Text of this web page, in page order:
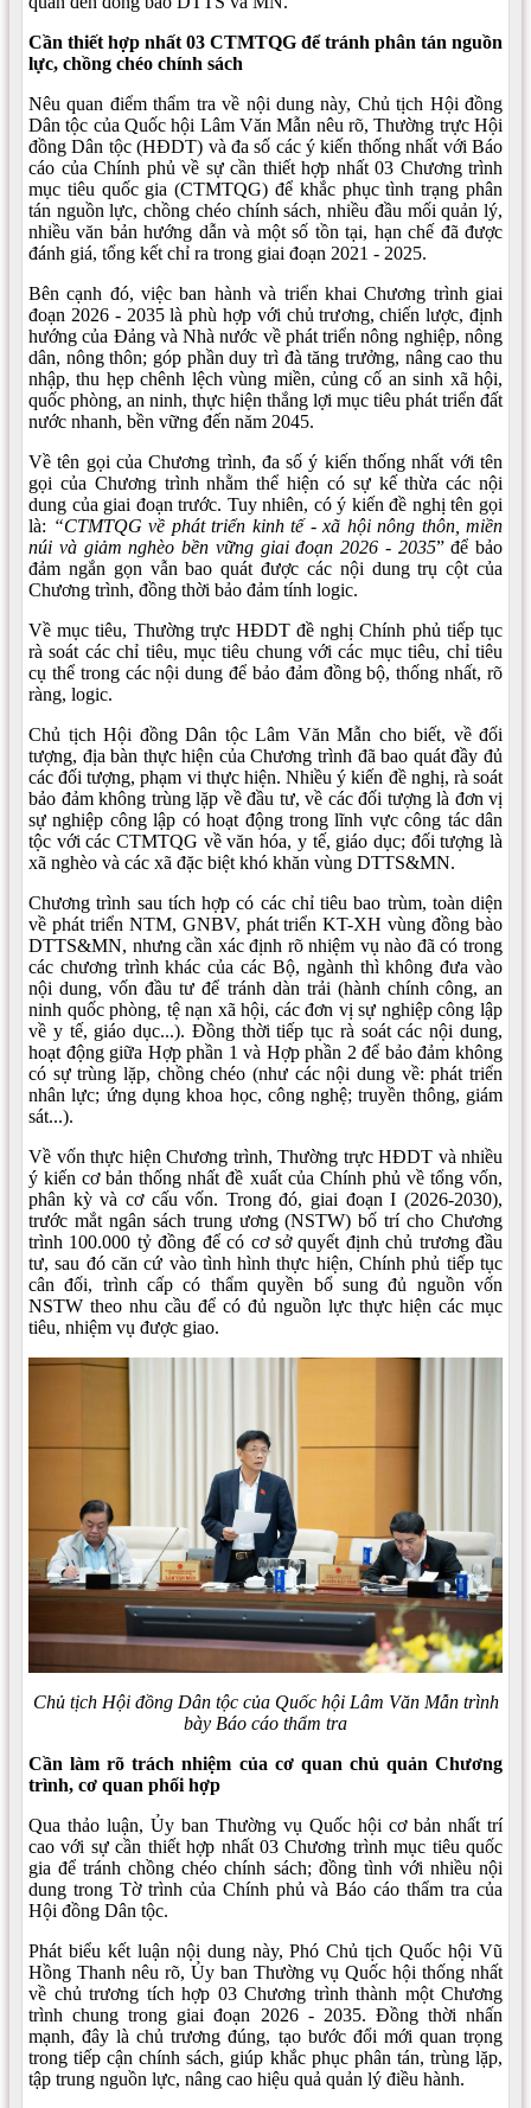
Cần thiết hợp nhất 03 CTMTQG để tránh phân tán nguồn
lực, chồng chéo chính sách
Nêu quan điểm thẩm tra về nội dung này, Chủ tịch Hội đồng
Dân tộc của Quốc hội Lâm Văn Mẫn nêu rõ, Thường trực Hội
đồng Dân tộc (HĐDT) và đa số các ý kiến thống nhất với Báo
cáo của Chính phủ về sự cần thiết hợp nhất 03 Chương trình
mục tiêu quốc gia (CTMTQG) để khắc phục tình trạng phân
tán nguồn lực, chồng chéo chính sách, nhiều đầu mối quản lý,
nhiều văn bản hướng dẫn và một số tồn tại, hạn chế đã được
đánh giá, tổng kết chỉ ra trong giai đoạn 2021 - 2025.
Bên cạnh đó, việc ban hành và triển khai Chương trình giai
đoạn 2026 - 2035 là phù hợp với chủ trương, chiến lược, định
hướng của Đảng và Nhà nước về phát triển nông nghiệp, nông
dân, nông thôn; góp phần duy trì đà tăng trưởng, nâng cao thu
nhập, thu hẹp chênh lệch vùng miền, củng cố an sinh xã hội,
quốc phòng, an ninh, thực hiện thắng lợi mục tiêu phát triển đất
nước nhanh, bền vững đến năm 2045.
Về tên gọi của Chương trình, đa số ý kiến thống nhất với tên
gọi của Chương trình nhằm thể hiện có sự kế thừa các nội
dung của giai đoạn trước. Tuy nhiên, có ý kiến đề nghị tên gọi
là: “CTMTQG về phát triển kinh tế - xã hội nông thôn, miền
núi và giảm nghèo bền vững giai đoạn 2026 -2035” để bảo
đảm ngắn gọn vẫn bao quát được các nội dung trụ cột của
Chương trình, đồng thời bảo đảm tính logic.
Về mục tiêu, Thường trực HĐDT đề nghị Chính phủ tiếp tục
rà soát các chỉ tiêu, mục tiêu chung với các mục tiêu, chỉ tiêu
cụ thể trong các nội dung để bảo đảm đồng bộ, thống nhất, rõ
ràng, logic.
Chủ tịch Hội đồng Dân tộc Lâm Văn Mẫn cho biết, về đối
tượng, địa bàn thực hiện của Chương trình đã bao quát đầy đủ
các đối tượng, phạm vi thực hiện. Nhiều ý kiến đề nghị, rà soát
bảo đảm không trùng lặp về đầu tư, về các đối tượng là đơn vị
sự nghiệp công lập có hoạt động trong lĩnh vực công tác dân
tộc với các CTMTQG về văn hóa, y tế, giáo dục; đối tượng là
xã nghèo và các xã đặc biệt khó khăn vùng DTTS&MN.
Chương trình sau tích hợp có các chỉ tiêu bao trùm, toàn diện
về phát triển NTM, GNBV, phát triển KT-XH vùng đồng bào
DTTS&MN, nhưng cần xác định rõ nhiệm vụ nào đã có trong
các chương trình khác của các Bộ, ngành thì không đưa vào
nội dung, vốn đầu tư để tránh dàn trải (hành chính công, an
ninh quốc phòng, tệ nạn xã hội, các đơn vị sự nghiệp công lập
về y tế, giáo dục...). Đồng thời tiếp tục rà soát các nội dung,
hoạt động giữa Hợp phần 1 và Hợp phần 2 để bảo đảm không
có sự trùng lặp, chồng chéo (như các nội dung về: phát triển
nhân lực; ứng dụng khoa học, công nghệ; truyền thông, giám
sát...).
Về vốn thực hiện Chương trình, Thường trực HĐDT và nhiều
ý kiến cơ bản thống nhất đề xuất của Chính phủ về tổng vốn,
phân kỳ và cơ cấu vốn. Trong đó, giai đoạn I (2026-2030),
trước mắt ngân sách trung ương (NSTW) bố trí cho Chương
trình 100.000 tỷ đồng để có cơ sở quyết định chủ trương đầu
tư, sau đó căn cứ vào tình hình thực hiện, Chính phủ tiếp tục
cân đối, trình cấp có thẩm quyền bổ sung đủ nguồn vốn
NSTW theo nhu cầu để có đủ nguồn lực thực hiện các mục
tiêu, nhiệm vụ được giao.
Chủ tịch Hội đồng Dân tộc của Quốc hội Lâm Văn Mẫn trình
bày Báo cáo thẩm tra
Cần làm rõ trách nhiệm của cơ quan chủ quản Chương
trình, cơ quan phối hợp
Qua thảo luận, Ủy ban Thường vụ Quốc hội cơ bản nhất trí
cao với sự cần thiết hợp nhất 03 Chương trình mục tiêu quốc
gia để tránh chồng chéo chính sách; đồng tình với nhiều nội
dung trong Tờ trình của Chính phủ và Báo cáo thẩm tra của
Hội đồng Dân tộc.
Phát biểu kết luận nội dung này, Phó Chủ tịch Quốc hội Vũ
Hồng Thanh nêu rõ, Ủy ban Thường vụ Quốc hội thống nhất
về chủ trương tích hợp 03 Chương trình thành một Chương
trình chung trong giai đoạn 2026 - 2035. Đồng thời nhấn
mạnh, đây là chủ trương đúng, tạo bước đổi mới quan trọng
trong tiếp cận chính sách, giúp khắc phục phân tán, trùng lặp,
tập trung nguồn lực, nâng cao hiệu quả quản lý điều hành.